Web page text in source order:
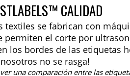
CALIDAD
textiles se fabrican con
permiten el corte por
los bordes de las etiquetas
nosotros no se rasga!
una comparación entre las